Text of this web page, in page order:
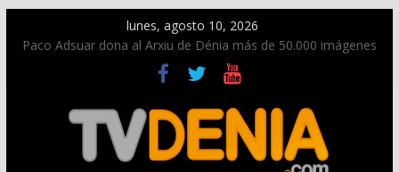
lunes, agosto 10, 2026
Paco Adsuar dona al Arxiu de Dénia más de 50.000 imágenes
de la memoria visual de la ciudad
Nacen las primeras tortugas de Diana y eclosionan otras no
identificadas en la playa de Les Deveses
Dos personas fallecen en un grave accidente en la N-332
entre Benissa y Calp
Una nueva oportunidad para donar sangre en Cruz Roja